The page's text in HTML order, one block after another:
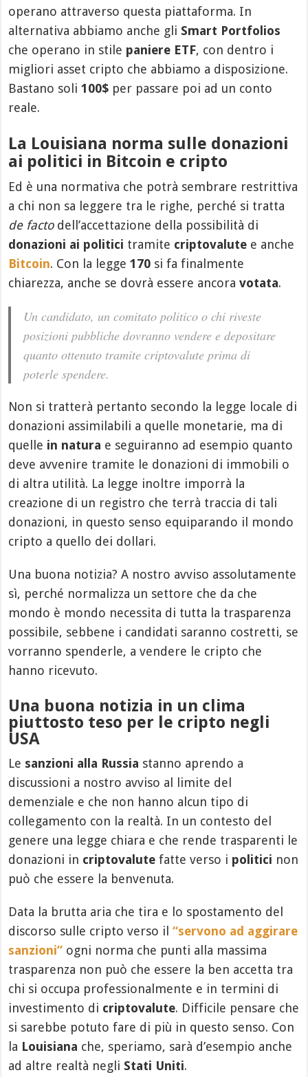
operano attraverso questa piattaforma. In
alternativa abbiamo anche gli Smart Portfolios
che operano in stile paniere ETF, con dentro i
migliori asset cripto che abbiamo a disposizione.
Bastano soli100$ per passare poi ad un conto
reale.
La Louisiana norma sulle donazioni
ai politici in Bitcoin e cripto
Ed è una normativa che potrà sembrare restrittiva
a chi non sa leggere tra le righe, perché si tratta
de factodell’accettazione della possibilità di
donazioni ai politici tramite criptovalute e anche
Bitcoin. Con la legge170 si fa finalmente
chiarezza, anche se dovrà essere ancoravotata.
Un candidato, un comitato politico o chi riveste
posizioni pubbliche dovranno vendere e depositare
quanto ottenuto tramite criptovalute prima di
poterle spendere.
Non si tratterà pertanto secondo la legge locale di
donazioni assimilabili a quelle monetarie, ma di
quelle in natura e seguiranno ad esempio quanto
deve avvenire tramite le donazioni di immobili o
di altra utilità. La legge inoltre imporrà la
creazione di un registro che terrà traccia di tali
donazioni, in questo senso equiparando il mondo
cripto a quello dei dollari.
Una buona notizia? A nostro avviso assolutamente
sì, perché normalizza un settore che da che
mondo è mondo necessita di tutta la trasparenza
possibile, sebbene i candidati saranno costretti, se
vorranno spenderle, a vendere le cripto che
hanno ricevuto.
Una buona notizia in un clima
piuttosto teso per le cripto negli
USA
Le sanzioni alla Russia stanno aprendo a
discussioni a nostro avviso al limite del
demenziale e che non hanno alcun tipo di
collegamento con la realtà. In un contesto del
genere una legge chiara e che rende trasparenti le
donazioni in criptovalute fatte verso i politici non
può che essere la benvenuta.
Data la brutta aria che tira e lo spostamento del
discorso sulle cripto verso il“servono ad aggirare
sanzioni” ogni norma che punti alla massima
trasparenza non può che essere la ben accetta tra
chi si occupa professionalmente e in termini di
investimento di criptovalute. Difficile pensare che
si sarebbe potuto fare di più in questo senso. Con
la Louisiana che, speriamo, sarà d’esempio anche
ad altre realtà negli Stati Uniti.